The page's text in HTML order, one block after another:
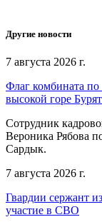
Другие новости
7 августа 2026 г.
Флаг комбината по
высокой горе
Сотрудник
Вероника Рябова
Сардык.
7 августа 2026 г.
Гвардии сержант
участие в СВО